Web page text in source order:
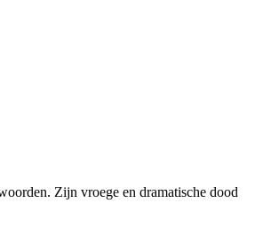
Zijn vroege en dramatische dood